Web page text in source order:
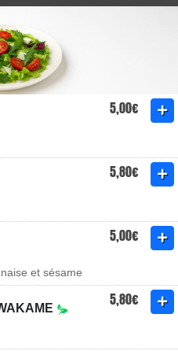
5,00€
5,80€
5,00€
et sésame
5,80€